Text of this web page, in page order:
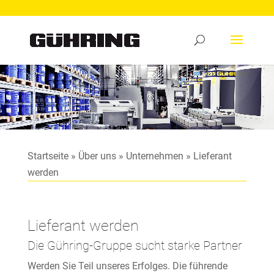
Video-
Player
Startseite» Über uns» Unternehmen » Lieferant
werden
Lieferant werden
Die Gühring-Gruppe sucht starke Partner
Werden Sie Teil unseres Erfolges. Die führende